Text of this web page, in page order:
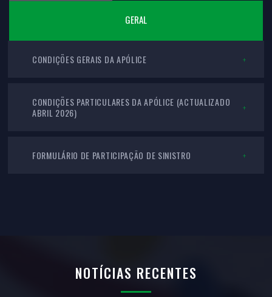
GERAL
CONDIÇÕES GERAIS DA APÓLICE
CONDIÇÕES PARTICULARES DA APÓLICE (ACTUALIZADO
ABRIL 2026)
FORMULÁRIO DE PARTICIPAÇÃO DE SINISTRO
NOTÍCIAS RECENTES